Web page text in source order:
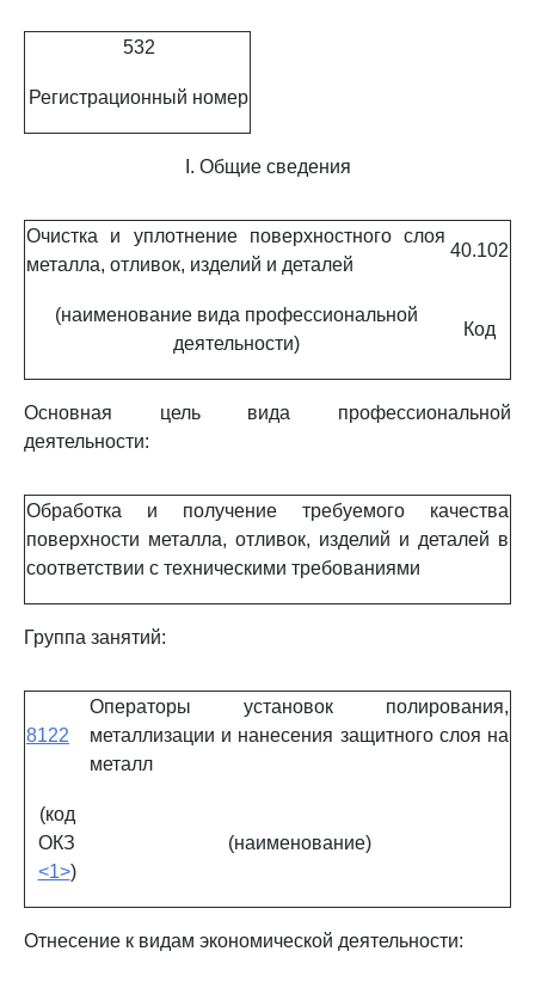
532
Регистрационный номер
I. Общие сведения
Очистка и уплотнение поверхностного слоя
металла, отливок, изделий и деталей
40.102
(наименование вида профессиональной
деятельности)
Код
Основная цель вида профессиональной
деятельности:
Обработка и получение требуемого качества
поверхности металла, отливок, изделий и деталей в
соответствии с техническими требованиями
Группа занятий:
8122
Операторы установок полирования,
металлизации и нанесения защитного слоя на
металл
(код
ОКЗ
<1>)
(наименование)
Отнесение к видам экономической деятельности: